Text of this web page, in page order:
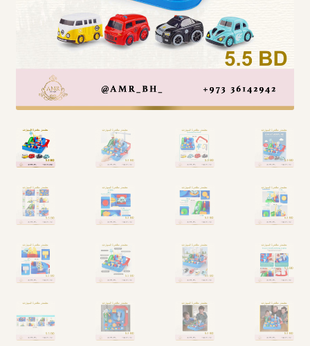
Arabic Language اللغة العربية
National Day العيد الوطني
STATIONARY القرطاسية
Birthdays أعياد الميلاد
Organizers قسم التنظيم
Hair Accessories اكسسوارات الشعر
SWIMMING POOLS برك السباحة